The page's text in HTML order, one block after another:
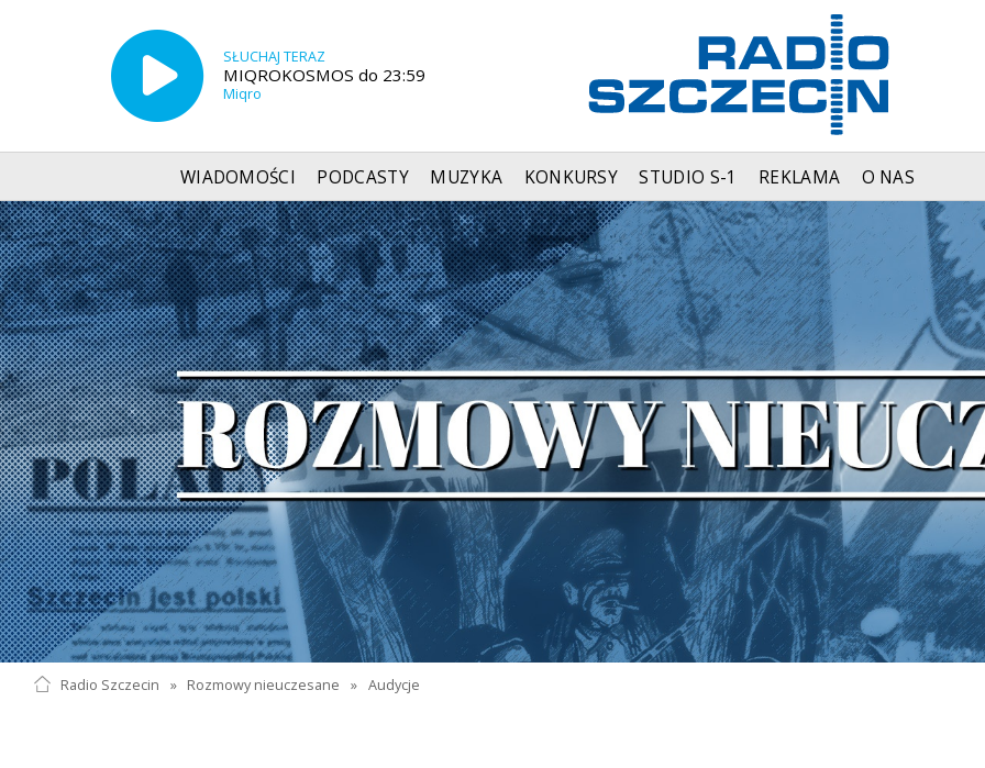
SŁUCHAJ TERAZ
MIQROKOSMOS do 23:59
Miqro
WIADOMOŚCI PODCASTY MUZYKA KONKURSY STUDIO S-1 REKLAMA O NAS
Radio Szczecin » Rozmowy nieuczesane » Audycje